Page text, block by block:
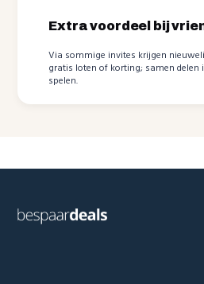
Extra voordeel bij
Via sommige invites krijgen
gratis loten of korting; samen delen
spelen.